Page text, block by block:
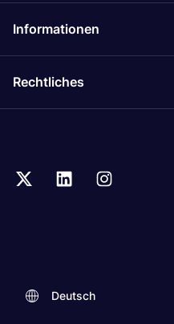
Informationen
Rechtliches
Deutsch